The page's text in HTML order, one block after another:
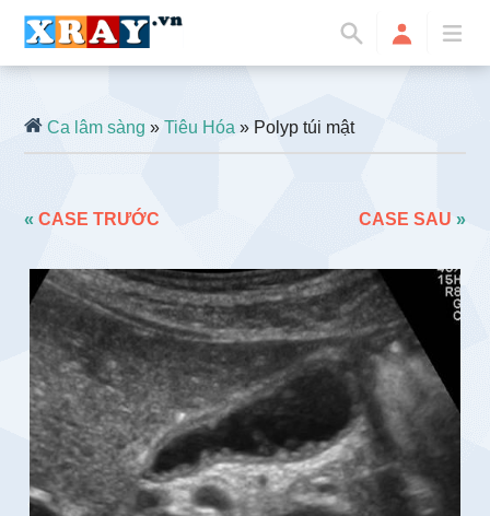
Ca lâm sàng »Tiêu Hóa » Polyp túi mật
«CASE TRƯỚC CASE SAU »